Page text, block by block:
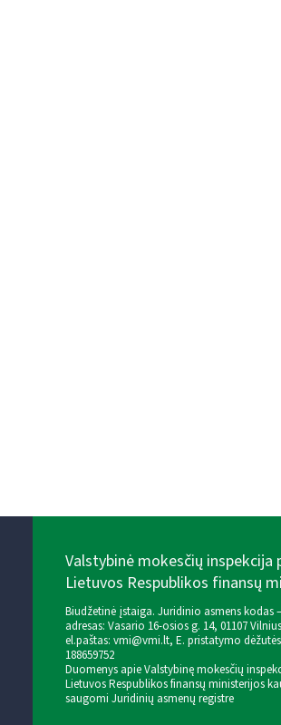
Valstybinė mokesčių inspekcija
Lietuvos Respublikos finansų
Biudžetinė įstaiga. Juridinio asmens kodas
adresas: Vasario 16-osios g. 14, 01107
el.paštas: vmi@vmi.lt, E. pristatymo
188659752
Duomenys apie Valstybinę mokesčių
Lietuvos Respublikos finansų ministerijos
saugomi Juridinių asmenų registre